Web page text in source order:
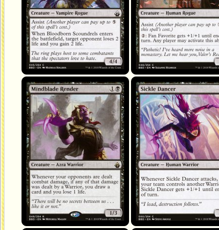
Mindblade Render Sickle Dancer